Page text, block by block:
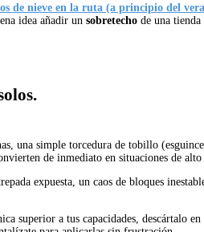
de nieve en la ruta (a principio del
idea añadir un sobretecho de una
simple torcedura de tobillo
de inmediato en situaciones de
expuesta, un caos de bloques
superior a tus capacidades, descártalo en